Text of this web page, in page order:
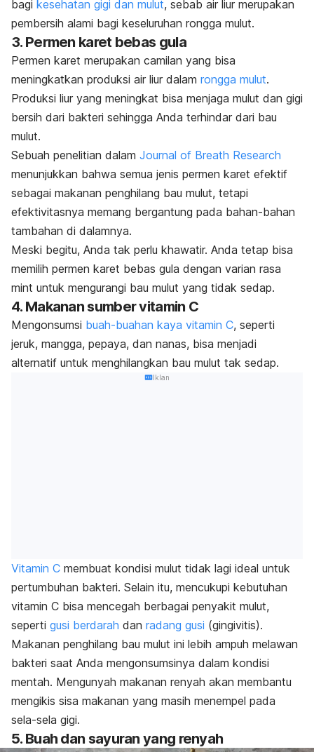
bagi kesehatan gigi dan mulut, sebab air liur merupakan
pembersih alami bagi keseluruhan rongga mulut.
3. Permen karet bebas gula
Permen karet merupakan camilan yang bisa
meningkatkan produksi air liur dalam rongga mulut.
Produksi liur yang meningkat bisa menjaga mulut dan gigi
bersih dari bakteri sehingga Anda terhindar dari bau
mulut.
Sebuah penelitian dalam Journal of Breath Research
menunjukkan bahwa semua jenis permen karet efektif
sebagai makanan penghilang bau mulut, tetapi
efektivitasnya memang bergantung pada bahan-bahan
tambahan di dalamnya.
Meski begitu, Anda tak perlu khawatir. Anda tetap bisa
memilih permen karet bebas gula dengan varian rasa
mint untuk mengurangi bau mulut yang tidak sedap.
4. Makanan sumber vitamin C
Mengonsumsi buah-buahan kaya vitamin C, seperti
jeruk, mangga, pepaya, dan nanas, bisa menjadi
alternatif untuk menghilangkan bau mulut tak sedap.
Iklan
Vitamin C membuat kondisi mulut tidak lagi ideal untuk
pertumbuhan bakteri. Selain itu, mencukupi kebutuhan
vitamin C bisa mencegah berbagai penyakit mulut,
seperti gusi berdarah dan radang gusi (gingivitis).
Makanan penghilang bau mulut ini lebih ampuh melawan
bakteri saat Anda mengonsumsinya dalam kondisi
mentah. Mengunyah makanan renyah akan membantu
mengikis sisa makanan yang masih menempel pada
sela-sela gigi.
5. Buah dan sayuran yang renyah